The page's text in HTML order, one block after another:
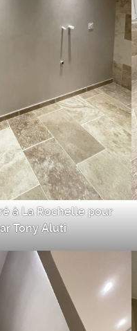
à La Rochelle pour
Tony Aluti